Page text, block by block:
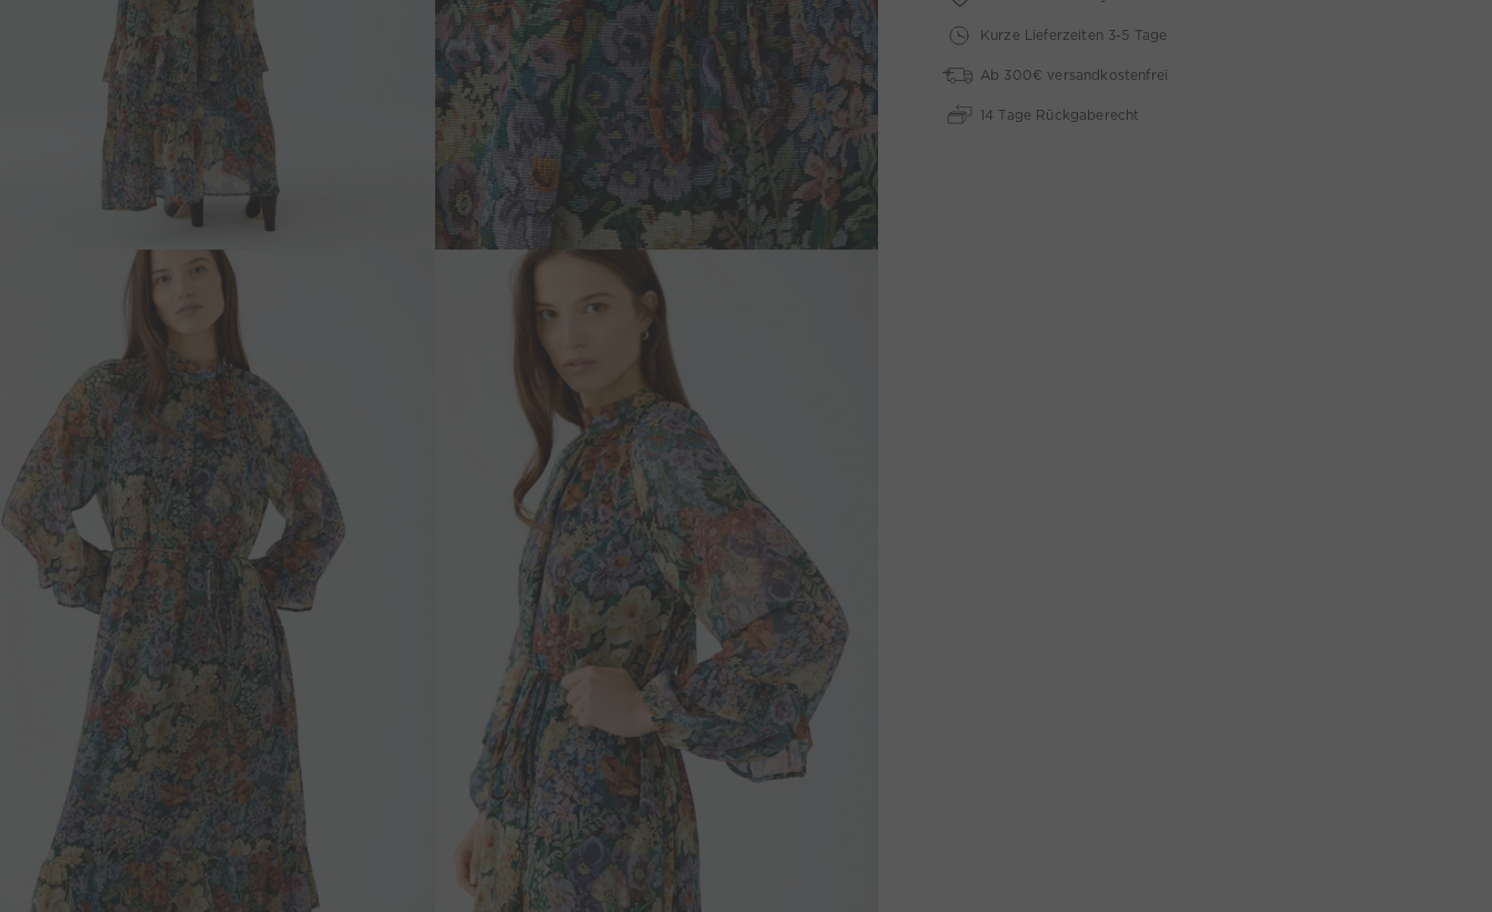
Kurze Lieferzeiten 3-5 Tage
Ab 300€ versandkostenfrei
14 Tage Rückgaberecht